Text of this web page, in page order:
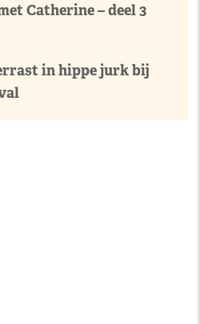
Catherine – deel 3
in hippe jurk bij